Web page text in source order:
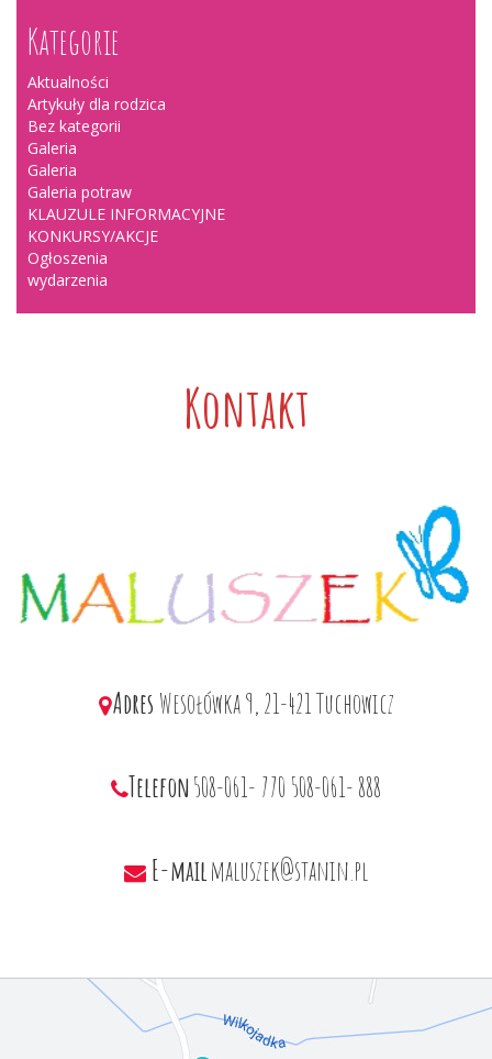
Kategorie
Aktualności
Artykuły dla rodzica
Bez kategorii
Galeria
Galeria
Galeria potraw
KLAUZULE INFORMACYJNE
KONKURSY/AKCJE
Ogłoszenia
wydarzenia
Kontakt
Adres Wesołówka 9, 21-421 Tuchowicz
Telefon508-061- 770 508-061- 888
E-mail maluszek@stanin.pl